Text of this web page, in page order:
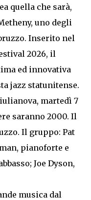
quella che sarà,
uno degli
Inserito nel
2026, il
ed innovativa
jazz statunitense.
martedì 7
saranno 2000. Il
Il gruppo: Pat
pianoforte e
Joe Dyson,
musica dal